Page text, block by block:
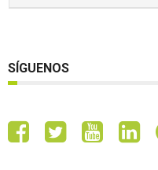
SÍGUENOS